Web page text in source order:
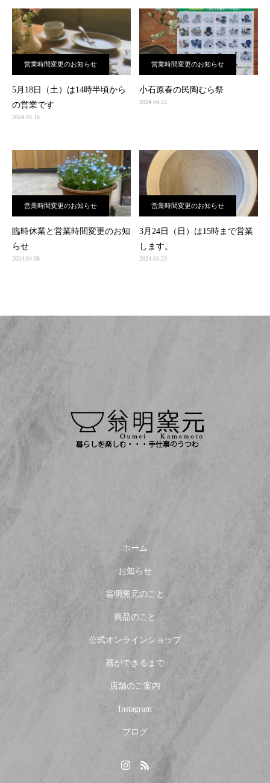
営業時間変更のお知らせ
5月18日（土）は14時半頃から
の営業です
2024.05.16
営業時間変更のお知らせ
小石原春の民陶むら祭
2024.04.25
営業時間変更のお知らせ
臨時休業と営業時間変更のお知
らせ
2024.04.08
営業時間変更のお知らせ
3月24日（日）は15時まで営業
します。
2024.03.23
ホーム
お知らせ
翁明窯元のこと
商品のこと
公式オンラインショップ
器ができるまで
店舗のご案内
Instagram
ブログ